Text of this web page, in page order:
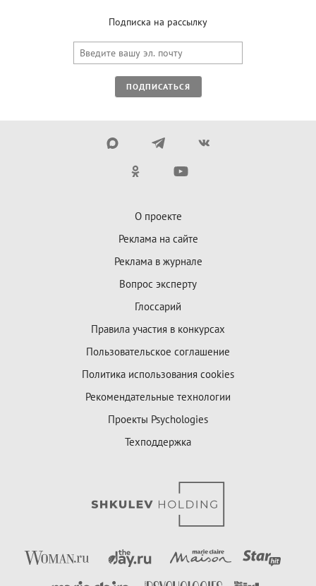
Подписка на рассылку
ПОДПИСАТЬСЯ
О проекте
Реклама на сайте
Реклама в журнале
Вопрос эксперту
Глоссарий
Правила участия в конкурсах
Пользовательское соглашение
Политика использования cookies
Рекомендательные технологии
Проекты Psychologies
Техподдержка